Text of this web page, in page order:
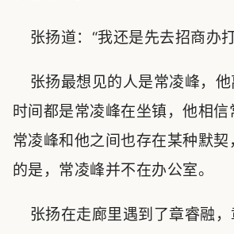
张扬道：“我还是先去招商办
张扬最想见的人是常凌峰，他
时间都是常凌峰在坐镇，他相信
常凌峰和他之间也存在某种默
的是，常凌峰并不在办公室。
张扬在走廊里遇到了章睿融，